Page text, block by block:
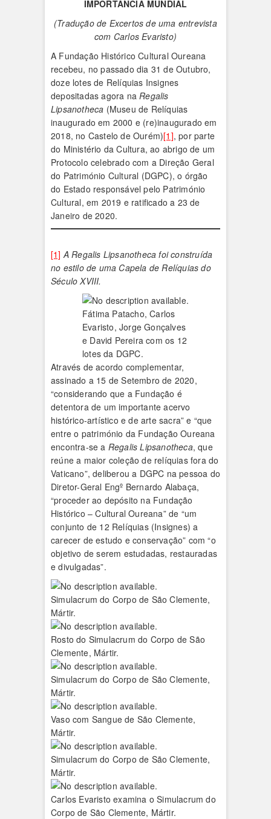
IMPORTÂNCIA MUNDIAL
(Tradução de Excertos de uma entrevista
com Carlos Evaristo)
A Fundação Histórico Cultural Oureana
recebeu, no passado dia 31 de Outubro,
doze lotes de Relíquias Insignes
depositadas agora naRegalis
Lipsanotheca (Museu de Relíquias
inaugurado em 2000 e (re)inaugurado em
2018, no Castelo de Ourém)[1], por parte
do Ministério da Cultura, ao abrigo de um
Protocolo celebrado com a Direção Geral
do Património Cultural (DGPC), o órgão
do Estado responsável pelo Património
Cultural, em 2019 e ratificado a 23 de
Janeiro de 2020.
[1] A Regalis Lipsanotheca foi construída
no estilo de uma Capela de Relíquias do
Século XVIII.
Fátima Patacho, Carlos
Evaristo, Jorge Gonçalves
e David Pereira com os 12
lotes da DGPC.
Através de acordo complementar,
assinado a 15 de Setembro de 2020,
“considerando que a Fundação é
detentora de um importante acervo
histórico-artístico e de arte sacra” e “que
entre o património da Fundação Oureana
encontra-se a Regalis Lipsanotheca, que
reúne a maior coleção de relíquias fora do
Vaticano”, deliberou a DGPC na pessoa do
Diretor-Geral Engº Bernardo Alabaça,
“proceder ao depósito na Fundação
Histórico – Cultural Oureana” de “um
conjunto de 12 Relíquias (Insignes) a
carecer de estudo e conservação” com “o
objetivo de serem estudadas, restauradas
e divulgadas”.
Simulacrum do Corpo de São Clemente,
Mártir.
Rosto do Simulacrum do Corpo de São
Clemente, Mártir.
Simulacrum do Corpo de São Clemente,
Mártir.
Vaso com Sangue de São Clemente,
Mártir.
Simulacrum do Corpo de São Clemente,
Mártir.
Carlos Evaristo examina o Simulacrum do
Corpo de São Clemente, Mártir.